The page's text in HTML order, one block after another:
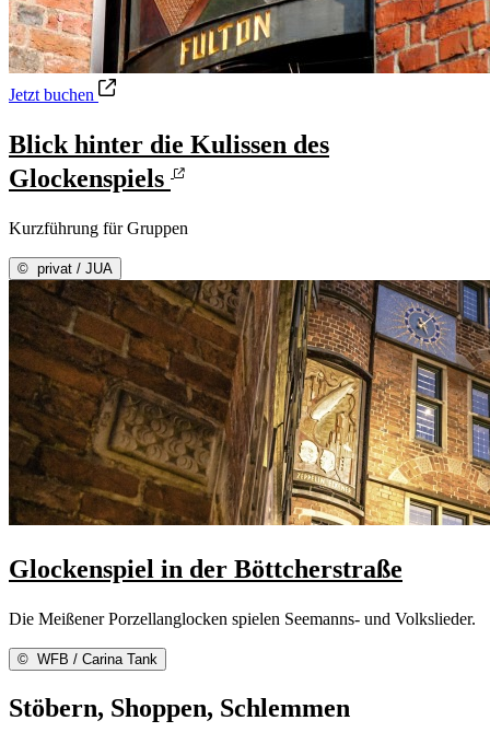
Jetzt buchen Blick hinter die Kulissen des Glockenspiels
Blick hinter die Kulissen des
Glockenspiels
Kurzführung für Gruppen
© privat / JUA
Glockenspiel in der Böttcherstraße
Die Meißener Porzellanglocken spielen Seemanns- und Volkslieder.
© WFB / Carina Tank
Stöbern, Shoppen, Schlemmen